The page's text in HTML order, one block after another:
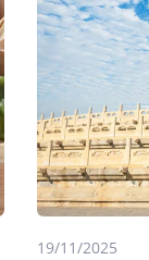
19/11/2025